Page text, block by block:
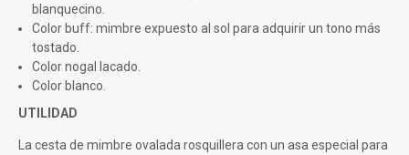
blanquecino.
Color buff: mimbre expuesto al sol para adquirir un tono más
tostado.
Color nogal lacado.
Color blanco.
UTILIDAD
La cesta de mimbre ovalada rosquillera con un asa especial para